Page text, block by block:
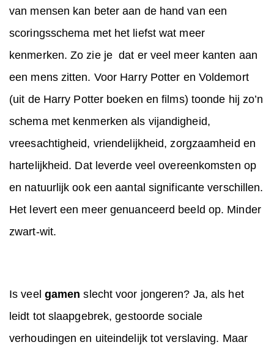
van mensen kan beter aan de hand van een
scoringsschema met het liefst wat meer
kenmerken. Zo zie je dat er veel meer kanten aan
een mens zitten. Voor Harry Potter en Voldemort
(uit de Harry Potter boeken en films) toonde hij zo’n
schema met kenmerken als vijandigheid,
vreesachtigheid, vriendelijkheid, zorgzaamheid en
hartelijkheid. Dat leverde veel overeenkomsten op
en natuurlijk ook een aantal significante verschillen.
Het levert een meer genuanceerd beeld op. Minder
zwart-wit.
Is veel gamen slecht voor jongeren? Ja, als het
leidt tot slaapgebrek, gestoorde sociale
verhoudingen en uiteindelijk tot verslaving. Maar